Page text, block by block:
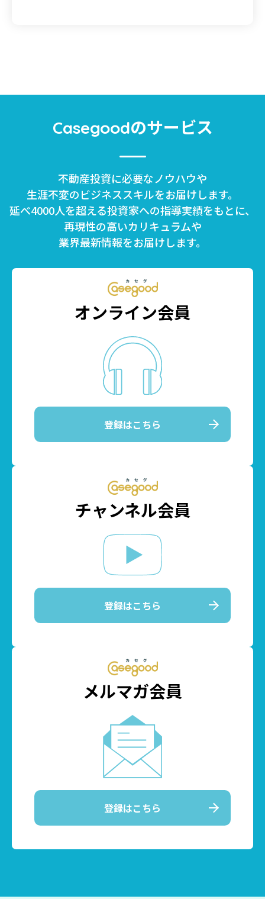
Casegoodのサービス
不動産投資に必要なノウハウや
生涯不変のビジネススキルをお届けします。
延べ4000人を超える投資家への指導実績をもとに、
再現性の高いカリキュラムや
業界最新情報をお届けします。
オンライン会員
登録はこちら
チャンネル会員
登録はこちら
メルマガ会員
登録はこちら